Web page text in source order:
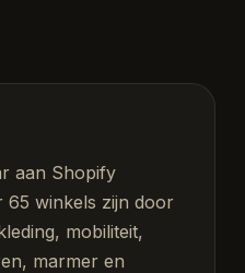
aan Shopify
65 winkels zijn door
mobiliteit,
marmer en